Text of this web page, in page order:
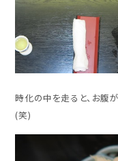
時化の中を走ると、お腹が
(笑)